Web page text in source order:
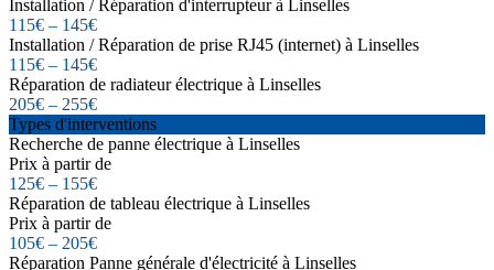
Installation / Réparation d'interrupteur à Linselles
115€ – 145€
Installation / Réparation de prise RJ45 (internet) à Linselles
115€ – 145€
Réparation de radiateur électrique à Linselles
205€ – 255€
Types d'interventions
Recherche de panne électrique à Linselles
Prix à partir de
125€ – 155€
Réparation de tableau électrique à Linselles
Prix à partir de
105€ – 205€
Réparation Panne générale d'électricité à Linselles